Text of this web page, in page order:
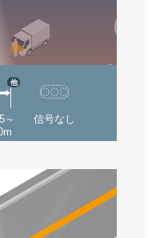
～
他
信号なし